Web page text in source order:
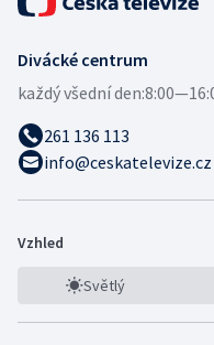
Divácké centrum
každý všední den:
261 136 113
info@ceskatelevize.cz
Vzhled
Světlý